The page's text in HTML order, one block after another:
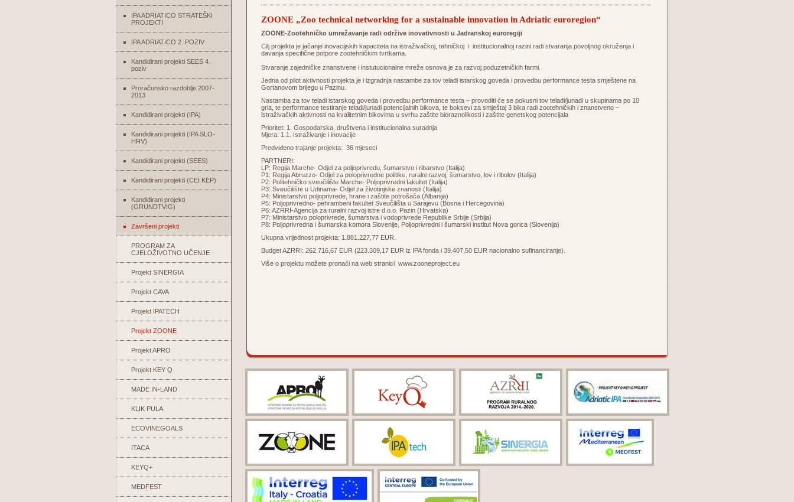
IPA ADRIATICO STRATEŠKI
PROJEKTI
IPA ADRIATICO 2. POZIV
Kandidirani projekti SEES 4.
poziv
Proračunsko razdoblje 2007-
2013
Kandidirani projekti (IPA)
Kandidirani projekti (IPA SLO-
HRV)
Kandidirani projekti (SEES)
Kandidirani projekti (CEI KEP)
Kandidirani projekti
(GRUNDTVIG)
Završeni projekti
PROGRAM ZA
CJELOŽIVOTNO UČENJE
Projekt SINERGIA
Projekt CAVA
Projekt IPATECH
Projekt ZOONE
Projekt APRO
Projekt KEY Q
MADE IN-LAND
KLIK PULA
ECOVINEGOALS
ITACA
KEYQ+
MEDFEST
ZOONE „Zoo technical networking for a sustainable innovation in Adriatic euroregion“
ZOONE-Zootehničko umrežavanje radi održive inovativnosti u Jadranskoj euroregiji
Cilj projekta je jačanje inovacijskih kapaciteta na istraživačkoj, tehničkoj i institucionalnoj razini radi stvaranja povoljnog okruženja i
davanja specifične potpore zootehničkim tvrtkama.
Stvaranje zajedničke znanstvene i instutucionalne mreže osnova je za razvoj poduzetničkih farmi.
Jedna od pilot aktivnosti projekta je i izgradnja nastambe za tov teladi istarskog goveda i provedbu performance testa smještene na
Gortanovom brijegu u Pazinu.
Nastamba za tov teladi istarskog goveda i provedbu performance testa – provoditi će se pokusni tov teladi/junadi u skupinama po 10
grla, te performance testiranje teladi/junadi potencijalnih bikova, te boksevi za smještaj 3 bika radi zootehničkih i znanstveno –
istraživačkih aktivnosti na kvalitetnim bikovima u svrhu zaštite bioraznolikosti i zaštite genetskog potencijala
Prioritet: 1. Gospodarska, društvena i institucionalna suradnja
Mjera: 1.1. Istraživanje i inovacije
Predviđeno trajanje projekta: 36 mjeseci
PARTNERI:
LP: Regija Marche- Odjel za poljoprivredu, šumarstvo i ribarstvo (Italija)
P1: Regija Abruzzo- Odjel za poloprivredne politike, ruralni razvoj, šumarstvo, lov i ribolov (Italija)
P2: Politehničko sveučilište Marche- Poljoprivredni fakultet (Italija)
P3: Sveučilište u Udinama- Odjel za životinjske znanosti (Italija)
P4: Ministarstvo poljoprivrede, hrane i zaštite potrošača (Albanija)
P5: Poljoprivredno- pehrambeni fakultet Sveučilišta u Sarajevu (Bosna i Hercegovina)
P6: AZRRI-Agencija za ruralni razvoj istre d.o.o. Pazin (Hrvatska)
P7: Ministarstvo poloprivrede, šumarstva i vodoprivrede Republike Srbije (Srbija)
P8: Poljoprivredna i šumarska komora Slovenije, Poljoprivredni i šumarski institut Nova gorica (Slovenija)
Ukupna vrijednost projekta: 1.881.227,77 EUR.
Budget AZRRI: 262.716,67 EUR (223.309,17 EUR iz IPA fonda i 39.407,50 EUR nacionalno sufinanciranje).
Više o projektu možete pronaći na web stranici www.zooneproject.eu